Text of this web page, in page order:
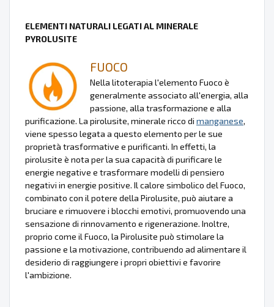
ELEMENTI NATURALI LEGATI AL MINERALE
PYROLUSITE
FUOCO
Nella litoterapia l'elemento Fuoco è
generalmente associato all'energia, alla
passione, alla trasformazione e alla
purificazione. La pirolusite, minerale ricco di manganese,
viene spesso legata a questo elemento per le sue
proprietà trasformative e purificanti. In effetti, la
pirolusite è nota per la sua capacità di purificare le
energie negative e trasformare modelli di pensiero
negativi in energie positive. Il calore simbolico del Fuoco,
combinato con il potere della Pirolusite, può aiutare a
bruciare e rimuovere i blocchi emotivi, promuovendo una
sensazione di rinnovamento e rigenerazione. Inoltre,
proprio come il Fuoco, la Pirolusite può stimolare la
passione e la motivazione, contribuendo ad alimentare il
desiderio di raggiungere i propri obiettivi e favorire
l'ambizione.